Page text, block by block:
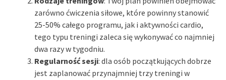
zarówno ćwiczenia siłowe, które powinny stanowić
25-50% całego programu, jak i aktywności cardio,
tego typu treningi zaleca się wykonywać co najmniej
dwa razy w tygodniu.
Regularność sesji: dla osób początkujących dobrze
jest zaplanować przynajmniej trzy treningi w